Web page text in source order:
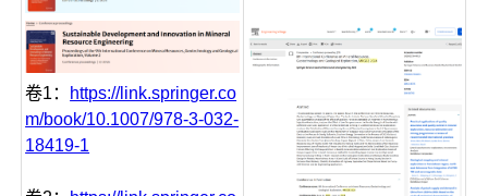
卷1：
https://link.springer.co
m/book/10.1007/978-3-032-
18419-1